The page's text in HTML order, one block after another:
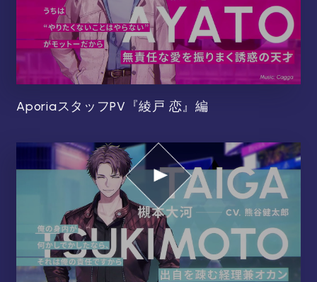
AporiaスタッフPV『綾戸 恋』編